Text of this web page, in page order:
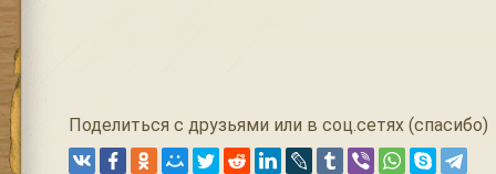
Поделиться с друзьями или в соц.сетях (спасибо)